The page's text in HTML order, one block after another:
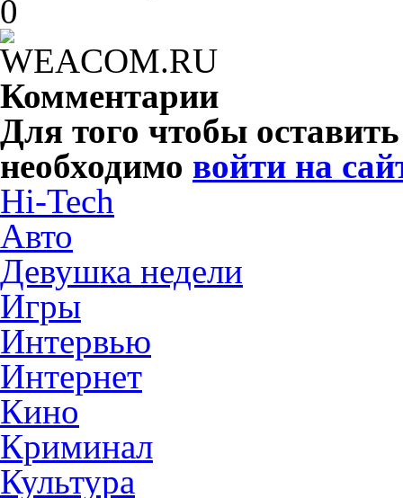
0
Комментарии
Для того чтобы
необходимо войти на
Hi-Tech
Авто
Девушка недели
Игры
Интервью
Интернет
Кино
Криминал
Культура